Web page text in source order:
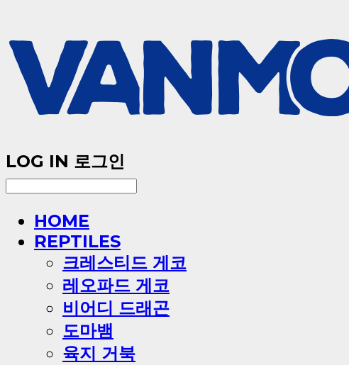
LOG IN 로그인
HOME
REPTILES
크레스티드 게코
레오파드 게코
비어디 드래곤
도마뱀
육지 거북